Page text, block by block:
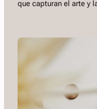
que capturan el arte y